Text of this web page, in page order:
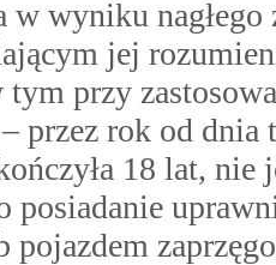
w wyniku nagłego
jej
przy
przez rok od dnia
18 lat,
posiadanie
pojazdem